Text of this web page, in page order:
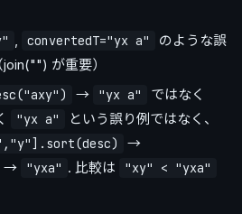
, convertedT="yx a"
のような誤
が重要）
→ "yx a" ではなく
"yx a"
という誤り例ではなく、
→
→ "yxa" . 比較は "xy" < "yxa"